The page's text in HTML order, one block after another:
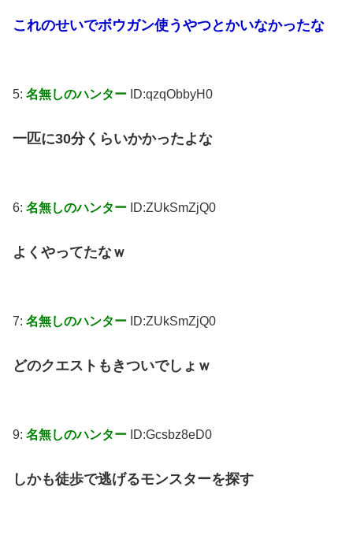
これのせいでボウガン使うやつとかいなかったな
5: 名無しのハンター ID:qzqObbyH0
一匹に30分くらいかかったよな
6: 名無しのハンター ID:ZUkSmZjQ0
よくやってたなｗ
7: 名無しのハンター ID:ZUkSmZjQ0
どのクエストもきついでしょｗ
9: 名無しのハンター ID:Gcsbz8eD0
しかも徒歩で逃げるモンスターを探す